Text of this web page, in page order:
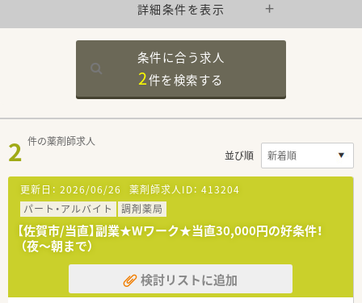
詳細条件を表示
条件に合う求人
2件を検索する
2 件の薬剤師求人
並び順
更新日： 2026/06/26 薬剤師求人ID： 413204
パート・アルバイト
調剤薬局
【佐賀市/当直】副業★Wワーク★当直30,000円の好条件！
（夜～朝まで）
検討リストに追加